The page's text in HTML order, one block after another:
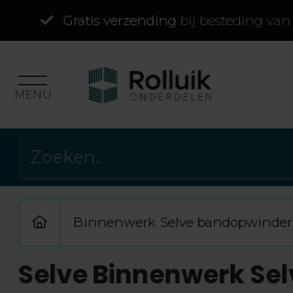
Gratis verzending bij besteding van
MENU
Binnenwerk Selve bandopwinder
Selve Binnenwerk